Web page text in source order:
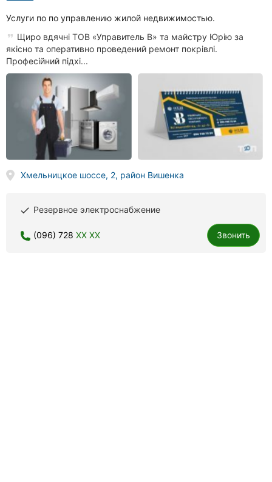
Услуги по по управлению жилой недвижимостью.
Щиро вдячні ТОВ «Управитель В» та майстру Юрію за
якісно та оперативно проведений ремонт покрівлі.
Професійний підхі...
Хмельницкое шоссе, 2, район Вишенка
done Резервное электроснабжение
(096) 728 XX XX Звонить